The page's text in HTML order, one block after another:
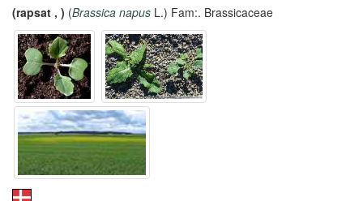
(rapsat , ) (Brassica napus L.) Fam:. Brassicaceae